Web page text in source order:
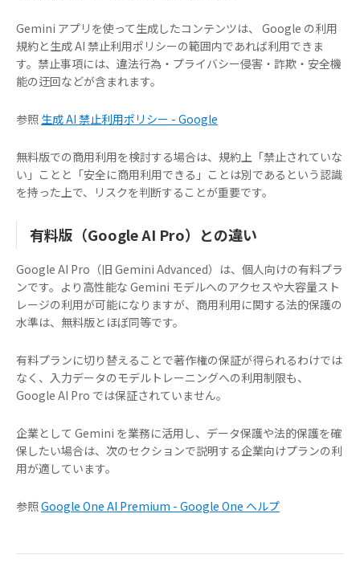
Gemini アプリを使って生成したコンテンツは、 Google の利用
規約と生成 AI 禁止利用ポリシーの範囲内であれば利用できま
す。禁止事項には、違法行為・プライバシー侵害・詐欺・安全機
能の迂回などが含まれます。
参照 生成 AI 禁止利用ポリシー - Google
無料版での商用利用を検討する場合は、規約上「禁止されていな
い」ことと「安全に商用利用できる」ことは別であるという認識
を持った上で、リスクを判断することが重要です。
有料版（Google AI Pro）との違い
Google AI Pro（旧 Gemini Advanced）は、個人向けの有料プラ
ンです。より高性能な Gemini モデルへのアクセスや大容量スト
レージの利用が可能になりますが、商用利用に関する法的保護の
水準は、無料版とほぼ同等です。
有料プランに切り替えることで著作権の保証が得られるわけでは
なく、入力データのモデルトレーニングへの利用制限も、
Google AI Pro では保証されていません。
企業として Gemini を業務に活用し、データ保護や法的保護を確
保したい場合は、次のセクションで説明する企業向けプランの利
用が適しています。
参照Google One AI Premium - Google One ヘルプ